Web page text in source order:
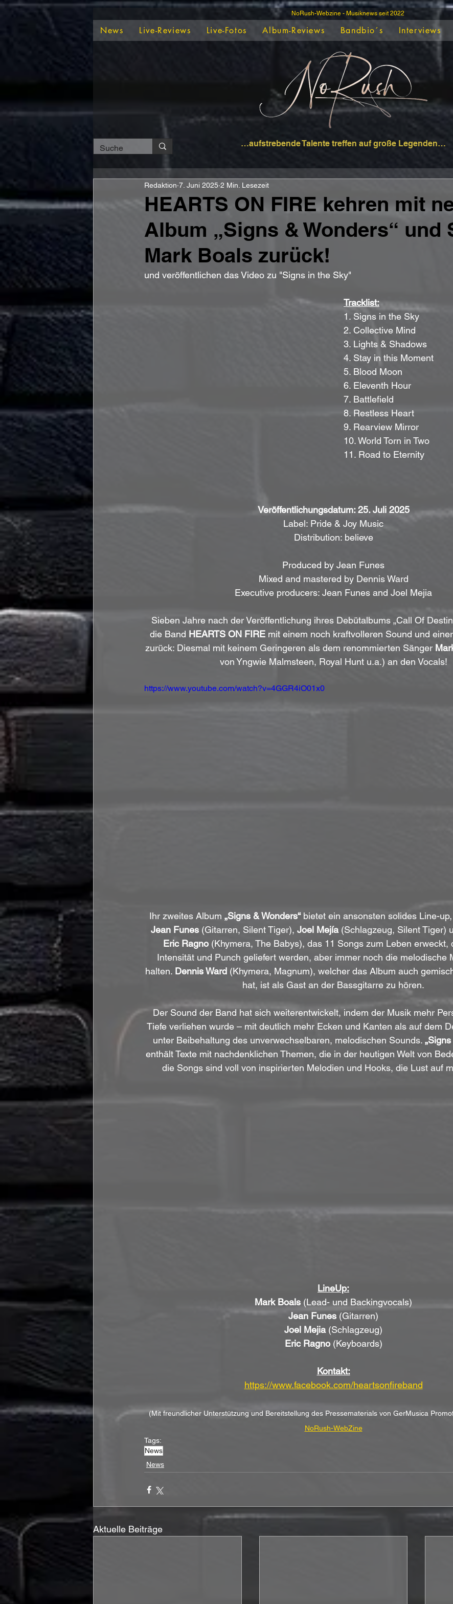
NoRush-Webzine - Musiknews seit 2022
News Live-Reviews Live-Fotos Album-Reviews Bandbio´s Interviews
…aufstrebende Talente treffen auf große Legenden…
HEARTS ON FIRE kehren mit
Album „Signs & Wonders“ und
Mark Boals zurück!
Redaktion 7. Juni 2025 2 Min. Lesezeit
und veröffentlichen das Video zu "Signs in the Sky"
Tracklist:
1. Signs in the Sky
2. Collective Mind
3. Lights & Shadows
4. Stay in this Moment
5. Blood Moon
6. Eleventh Hour
7. Battlefield
8. Restless Heart
9. Rearview Mirror
10. World Torn in Two
11. Road to Eternity
Veröffentlichungsdatum: 25. Juli 2025
Label: Pride & Joy Music
Distribution: believe
Produced by Jean Funes
Mixed and mastered by Dennis Ward
Executive producers: Jean Funes and Joel Mejia
Sieben Jahre nach der Veröffentlichung ihres Debütalbums „Call Of
die Band HEARTS ON FIRE mit einem noch kraftvolleren Sound und
zurück: Diesmal mit keinem Geringeren als dem renommierten Sänger
von Yngwie Malmsteen, Royal Hunt u.a.) an den Vocals!
https://www.youtube.com/watch?v=4GGR4iO01x0
Ihr zweites Album „Signs & Wonders“ bietet ein ansonsten solides Line-
Jean Funes (Gitarren, Silent Tiger), Joel Mejía (Schlagzeug, Silent Tiger)
Eric Ragno (Khymera, The Babys), das 11 Songs zum Leben erweckt,
Intensität und Punch geliefert werden, aber immer noch die melodische
halten. Dennis Ward (Khymera, Magnum), welcher das Album auch
hat, ist als Gast an der Bassgitarre zu hören.
Der Sound der Band hat sich weiterentwickelt, indem der Musik mehr
Tiefe verliehen wurde – mit deutlich mehr Ecken und Kanten als auf dem
unter Beibehaltung des unverwechselbaren, melodischen Sounds.
enthält Texte mit nachdenklichen Themen, die in der heutigen Welt von
die Songs sind voll von inspirierten Melodien und Hooks, die Lust auf
LineUp:
Mark Boals (Lead- und Backingvocals)
Jean Funes (Gitarren)
Joel Mejia (Schlagzeug)
Eric Ragno (Keyboards)
Kontakt:
https://www.facebook.com/heartsonfireband
(Mit freundlicher Unterstützung und Bereitstellung des Pressematerials von GerMusica
NoRush-WebZine
Tags:
News
News
Aktuelle Beiträge